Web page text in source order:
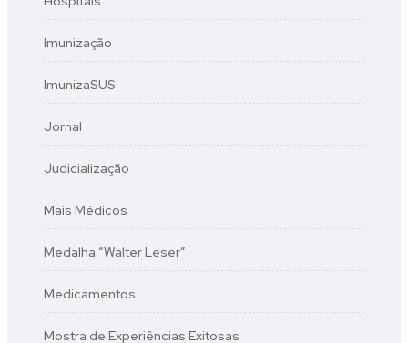
Imunização
ImunizaSUS
Jornal
Judicialização
Mais Médicos
Medalha “Walter Leser”
Medicamentos
Mostra de Experiências Exitosas